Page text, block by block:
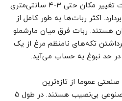
شعور آن را ندارد که در صورت تغییر مکان حتی ۳-۴ سانتی‌متری
اکثر ربات‌‌‌‌‌‌‌‌‌‌‌‌‌‌‌‌‌‌‌‌‌‌‌‌‌‌‌‌‌‌‌‌‌‌‌‌‌‌‌‌‌‌‌‌‌‌‌‌ها به طور کامل از
هستند. ربات‌‌‌‌‌‌‌‌‌‌‌‌‌‌‌‌‌‌‌‌‌‌‌‌‌‌‌‌‌‌‌‌‌‌‌‌‌‌‌‌‌‌‌‌‌‌‌ فرق میان مارشملو
تکه‌های نامنظم مرغ از یک
حد نبوغ به حساب می‌آید.
عموما از تازه‌ترین
پیشرفت‌ها در حوزه هوش مصنوعی بی‌نصیب هستند. در طول ۵